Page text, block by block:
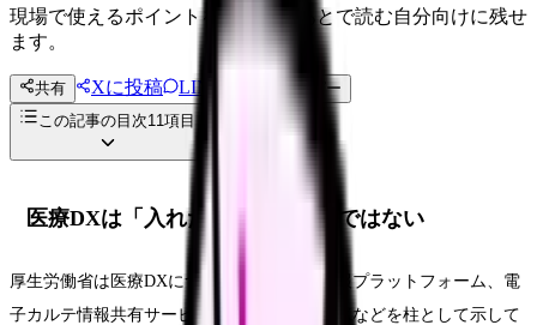
現場で使えるポイントを、同僚やあとで読む自分向けに残せ
ます。
共有 Xに投稿 LINE
投稿文コピー
この記事の目次11項目
医療DXは「入れたら楽になる」ではない
厚生労働省は医療DXについて、全国医療情報プラットフォーム、電
子カルテ情報共有サービス、診療報酬改定DXなどを柱として示して